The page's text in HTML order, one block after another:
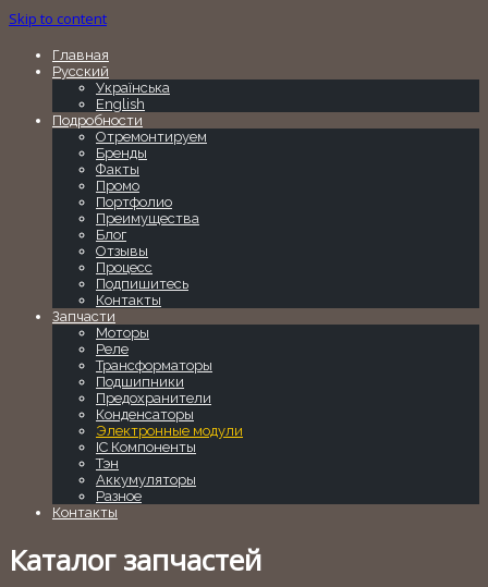
Skip to content
Главная
Русский
Українська
English
Подробности
Отремонтируем
Бренды
Факты
Промо
Портфолио
Преимущества
Блог
Отзывы
Процесс
Подпишитесь
Контакты
Запчасти
Моторы
Реле
Трансформаторы
Подшипники
Предохранители
Конденсаторы
Электронные модули
IC Компоненты
Тэн
Аккумуляторы
Разное
Контакты
Каталог запчастей